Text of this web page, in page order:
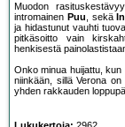
Muodon
intromainen Puu, sekä
ja hidastunut vauhti
pitkäsoitto vain
henkisestä
Onko minua huijattu,
niinkään, sillä Verona
yhden rakkauden